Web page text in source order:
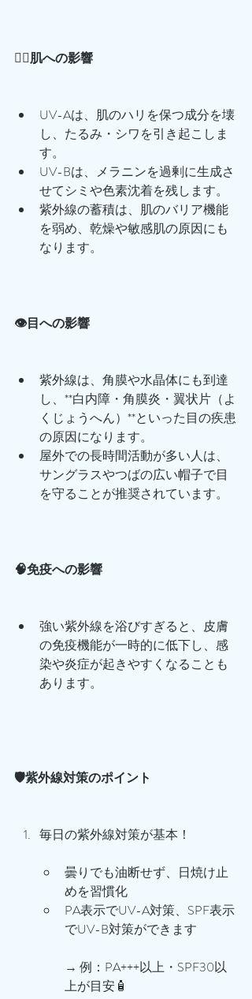
💆‍♀️肌への影響
UV-Aは、肌のハリを保つ成分を壊
し、たるみ・シワを引き起こしま
す。
UV-Bは、メラニンを過剰に生成さ
せてシミや色素沈着を残します。
紫外線の蓄積は、肌のバリア機能
を弱め、乾燥や敏感肌の原因にも
なります。
👁目への影響
紫外線は、角膜や水晶体にも到達
し、**白内障・角膜炎・翼状片（よ
くじょうへん）**といった目の疾患
の原因になります。
屋外での長時間活動が多い人は、
サングラスやつばの広い帽子で目
を守ることが推奨されています。
🧠免疫への影響
強い紫外線を浴びすぎると、皮膚
の免疫機能が一時的に低下し、感
染や炎症が起きやすくなることも
あります。
🛡️紫外線対策のポイント
毎日の紫外線対策が基本！
曇りでも油断せず、日焼け止
めを習慣化
PA表示でUV-A対策、SPF表示
でUV-B対策ができます
→ 例：PA+++以上・SPF30以
上が目安🧴